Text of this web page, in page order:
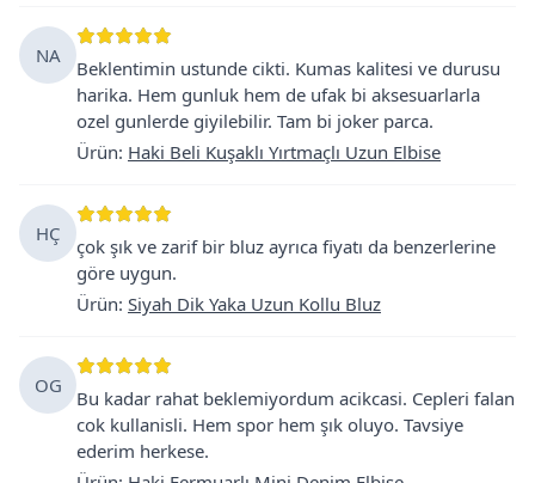
NA
Beklentimin ustunde cikti. Kumas kalitesi ve durusu
harika. Hem gunluk hem de ufak bi aksesuarlarla
ozel gunlerde giyilebilir. Tam bi joker parca.
Ürün: Haki Beli Kuşaklı Yırtmaçlı Uzun Elbise
HÇ
çok şık ve zarif bir bluz ayrıca fiyatı da benzerlerine
göre uygun.
Ürün: Siyah Dik Yaka Uzun Kollu Bluz
OG
Bu kadar rahat beklemiyordum acikcasi. Cepleri falan
cok kullanisli. Hem spor hem şık oluyo. Tavsiye
ederim herkese.